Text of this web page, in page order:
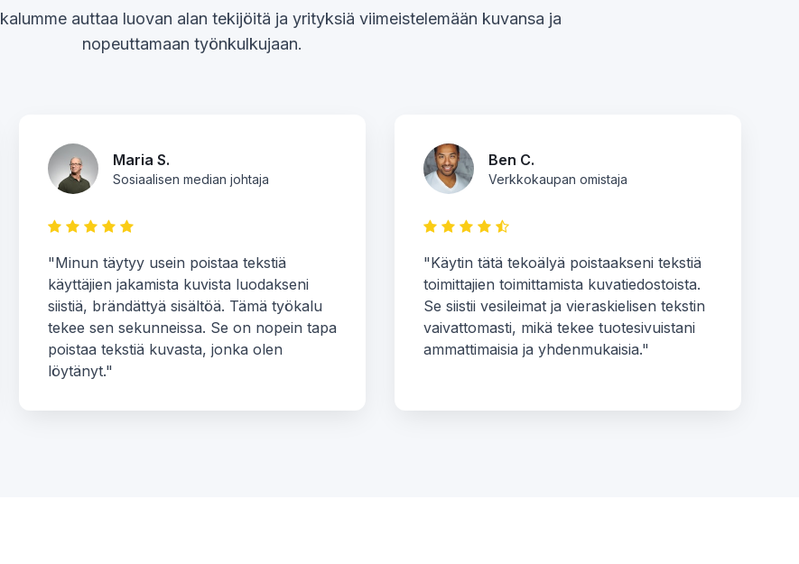
auttaa luovan alan tekijöitä ja yrityksiä viimeistelemään kuvansa ja
nopeuttamaan työnkulkujaan.
Maria S.
Sosiaalisen median johtaja
"Minun täytyy usein poistaa tekstiä
käyttäjien jakamista kuvista luodakseni
siistiä, brändättyä sisältöä. Tämä työkalu
tekee sen sekunneissa. Se on nopein tapa
poistaa tekstiä kuvasta, jonka olen
löytänyt."
Ben C.
Verkkokaupan omistaja
"Käytin tätä tekoälyä poistaakseni tekstiä
toimittajien toimittamista kuvatiedostoista.
Se siistii vesileimat ja vieraskielisen tekstin
vaivattomasti, mikä tekee tuotesivuistani
ammattimaisia ja yhdenmukaisia."